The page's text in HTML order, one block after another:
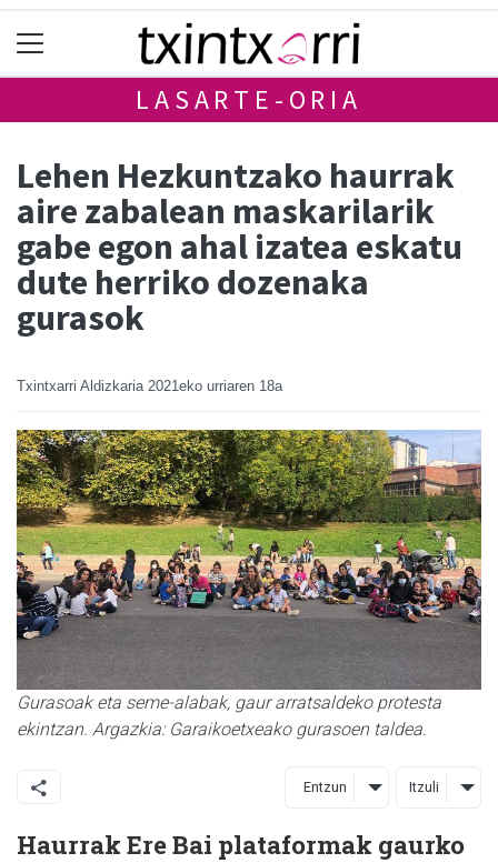
LASARTE-ORIA
Lehen Hezkuntzako haurrak
aire zabalean maskarilarik
gabe egon ahal izatea eskatu
dute herriko dozenaka
gurasok
Txintxarri Aldizkaria 2021eko urriaren 18a
Gurasoak eta seme-alabak, gaur arratsaldeko protesta
ekintzan. Argazkia: Garaikoetxeako gurasoen taldea.
Entzun Itzuli
Haurrak Ere Bai plataformak gaurko